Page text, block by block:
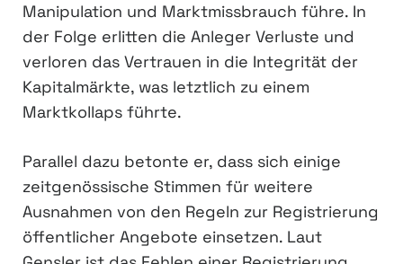
Manipulation und Marktmissbrauch führe. In
der Folge erlitten die Anleger Verluste und
verloren das Vertrauen in die Integrität der
Kapitalmärkte, was letztlich zu einem
Marktkollaps führte.
Parallel dazu betonte er, dass sich einige
zeitgenössische Stimmen für weitere
Ausnahmen von den Regeln zur Registrierung
öffentlicher Angebote einsetzen. Laut